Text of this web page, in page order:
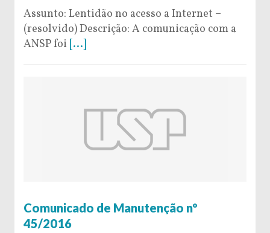
Assunto: Lentidão no acesso a Internet –
(resolvido) Descrição: A comunicação com a
ANSP foi [...]
Comunicado de Manutenção nº
45/2016